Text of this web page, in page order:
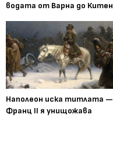
водата от Варна до Китен
Наполеон иска титлата —
Франц II я унищожава